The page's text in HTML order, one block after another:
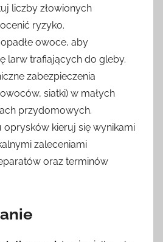
liczby złowionych
ryzyko.
owoce, aby
larw trafiających do gleby.
zabezpieczenia
siatki) w małych
przydomowych.
oprysków kieruj się wynikami
zaleceniami
oraz terminów